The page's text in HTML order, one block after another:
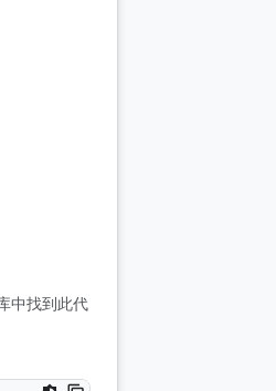
中找到此代